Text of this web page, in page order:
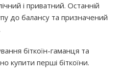
і приватний. Останній
до балансу та призначений
біткоїн-гаманця та
купити перші біткоїни.